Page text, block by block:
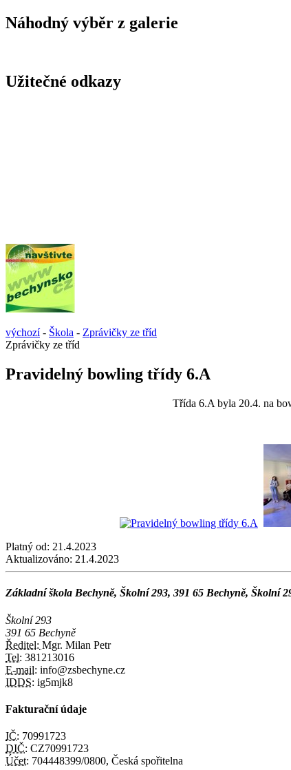
Náhodný výběr z galerie
Užitečné odkazy
výchozí- Škola - Zprávičky ze tříd
Zprávičky ze tříd
Pravidelný bowling třídy 6.A
Třída 6.A byla 20.4. na
Platný od: 21.4.2023
Aktualizováno: 21.4.2023
Základní škola Bechyně, Školní 293, 391 65 Bechyně, Školní
Školní 293
391 65 Bechyně
Ředitel: Mgr. Milan Petr
Tel: 381213016
E-mail: info@zsbechyne.cz
IDDS: ig5mjk8
Fakturační údaje
IČ: 70991723
DIČ: CZ70991723
Účet: 704448399/0800, Česká spořitelna